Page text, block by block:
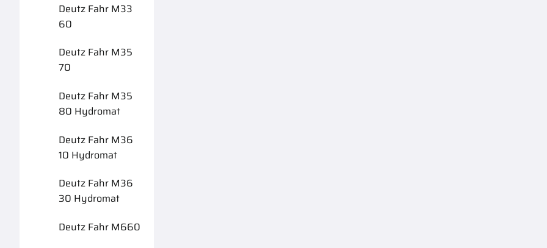
Deutz Fahr M33
60
Deutz Fahr M35
70
Deutz Fahr M35
80 Hydromat
Deutz Fahr M36
10 Hydromat
Deutz Fahr M36
30 Hydromat
Deutz Fahr M660